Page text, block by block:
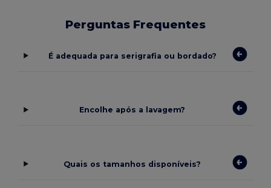
Perguntas Frequentes
É adequada para serigrafia ou bordado?
Encolhe após a lavagem?
Quais os tamanhos disponíveis?